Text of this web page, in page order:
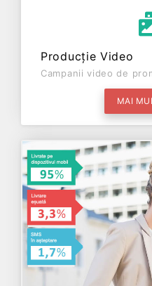
Producție Video
Campanii video de
MAI